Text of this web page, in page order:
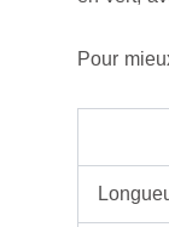
Pour